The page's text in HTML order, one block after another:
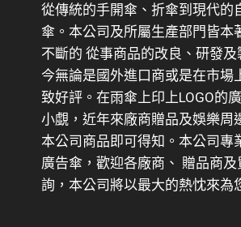
從傳統的手開傘、折傘到現代的
傘。本公司及所屬生產部門皆本
不斷的 從事商品的改良、研發
今無論是國外進口商或是在市場
致好評。在雨傘上印上LOGO的
小覷，近年來廠商贈品及娛樂周
本公司商品即可得知。本公司專
廣告傘，歡迎各廠商、 贈品商
詢，本公司將以最大的熱忱來為